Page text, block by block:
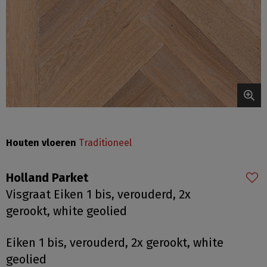
Houten vloeren Traditioneel
Holland Parket
Visgraat Eiken 1 bis, verouderd, 2x
gerookt, white geolied
Eiken 1 bis, verouderd, 2x gerookt, white
geolied